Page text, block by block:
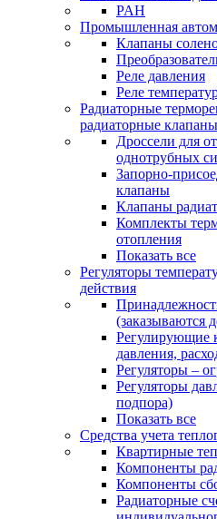
PAH
Промышленная
Клапаны
Реле давления
Реле
Радиаторные
радиаторные клапаны
Дроссели для
однотрубных
Запорно-
клапаны
Клапаны
Комплекты
отопления
Показать все
Регуляторы
действия
(заказываются
Регулирующие
давления,
Регуляторы –
Регуляторы
подпора)
Показать все
Средства учета
Квартирные
Компоненты
Компоненты
Радиаторные